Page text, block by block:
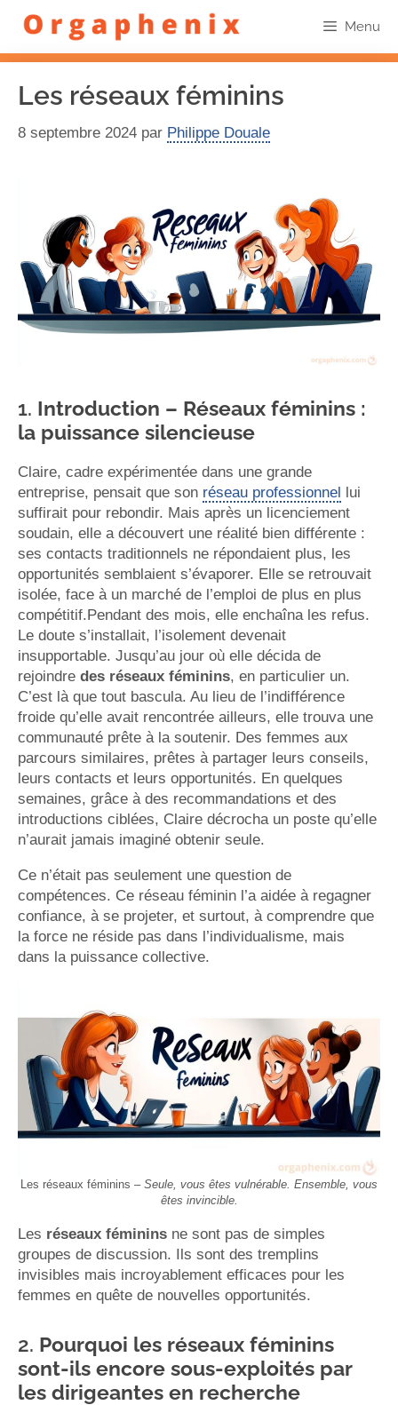
Menu
Les réseaux féminins
8 septembre 2024 par Philippe Douale
1. Introduction – Réseaux féminins :
la puissance silencieuse
Claire, cadre expérimentée dans une grande
entreprise, pensait que son réseau professionnel lui
suffirait pour rebondir. Mais après un licenciement
soudain, elle a découvert une réalité bien différente :
ses contacts traditionnels ne répondaient plus, les
opportunités semblaient s’évaporer. Elle se retrouvait
isolée, face à un marché de l’emploi de plus en plus
compétitif.Pendant des mois, elle enchaîna les refus.
Le doute s’installait, l’isolement devenait
insupportable. Jusqu’au jour où elle décida de
rejoindre des réseaux féminins, en particulier un.
C’est là que tout bascula. Au lieu de l’indifférence
froide qu’elle avait rencontrée ailleurs, elle trouva une
communauté prête à la soutenir. Des femmes aux
parcours similaires, prêtes à partager leurs conseils,
leurs contacts et leurs opportunités. En quelques
semaines, grâce à des recommandations et des
introductions ciblées, Claire décrocha un poste qu’elle
n’aurait jamais imaginé obtenir seule.
Ce n’était pas seulement une question de
compétences. Ce réseau féminin l’a aidée à regagner
confiance, à se projeter, et surtout, à comprendre que
la force ne réside pas dans l’individualisme, mais
dans la puissance collective.
Les réseaux féminins – Seule, vous êtes vulnérable. Ensemble, vous
êtes invincible.
Les réseaux féminins ne sont pas de simples
groupes de discussion. Ils sont des tremplins
invisibles mais incroyablement efficaces pour les
femmes en quête de nouvelles opportunités.
2. Pourquoi les réseaux féminins
sont-ils encore sous-exploités par
les dirigeantes en recherche